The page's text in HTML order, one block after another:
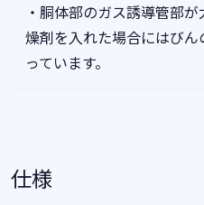
・胴体部のガス誘導管部
燥剤を入れた場合にはび
っています。
仕様